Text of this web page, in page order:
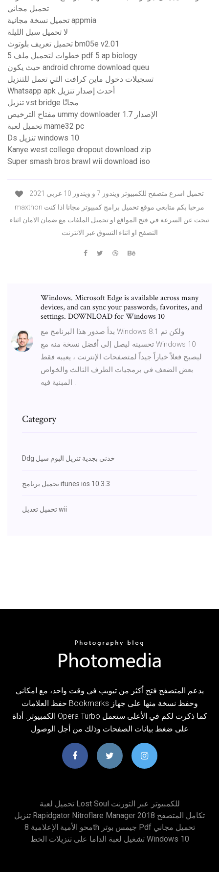
تحميل مجاني
تحميل نسخة مجانية appmia
لا تحميل سيل الليلة
تحميل تعريف بلوتوث bm05e v2.01
5 خطوات لتحميل ملف pdf 5 ap biology
حيث يكون android chrome download queu
تسجيلات دخول ماين كرافت التي تعمل للتنزيل
Whatsapp apk أحدث إصدار تنزيل
تنزيل vst bridge مجانًا
مفتاح الترخيص ummy downloader الإصدار 1.7
تحميل لعبة mame32 pc
Ds تنزيل windows 10
Kanye west college dropout download zip
Super smash bros brawl wii download iso
maxthon مرحبا بكم متابعي موقع تحميل برامج كمبيوتر مجانا اذا كنت
تبحث عن السرعة في فتح المواقع او تحميل الملفات مع ضمان الامان اثناء
التصفح او اثناء التسوق عبر الانترنت
Windows. Microsoft Edge is available across many
devices, and can sync your passwords, favorites, and
settings. DOWNLOAD for Windows 10
بدأ صدور هذا البرنامج مع Windows 8.1 ولكن تم
تحسينه ليصل إلى أفضل نسخة منه مع Windows 10
ليصبح فعلاً خياراً جيداً لمتصفحات الإنترنت ، يعيبه فقط
بعض الضعف في برمجيات الطرف الثالث والخواص
المبنية فيه .
Category
Ddg خذني بجدية تنزيل البوم سيل
تحميل برنامج itunes ios 10.3.3
تحميل تعديل wii
يدعم المتصفح فتح أكثر من تبويب في وقت واحد، مع امكاني
حفظ العلامات Bookmarks وحفظ نسخة منها على جهاز
الكمبيوتر. أداة Opera Turbo كما ذكرت لكم في الأعلى ستعمل
على ضغط بيانات الصفحات وذلك من أجل الوصول
تحميل لعبة Lost Soul للكمبيوتر عبر التورنت
تنزيل Rapidgator Nitroflare Manager 2018 تكامل المتصفح
محو الأمية الإعلامية 8th جيمس بوتر Pdf تحميل مجاني
تشغيل لعبة الداما على تنزيلات الخط Windows 10